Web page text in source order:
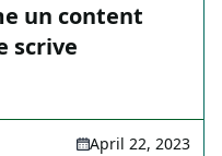
un content
scrive
April 22, 2023